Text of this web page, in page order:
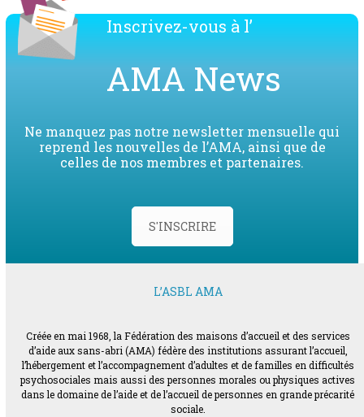
Inscrivez-vous à l’
AMA News
Ne manquez pas notre newsletter mensuelle qui
reprend les nouvelles de l’AMA, ainsi que de
celles de nos membres et partenaires.
S'INSCRIRE
L’ASBL AMA
Créée en mai 1968, la Fédération des maisons d’accueil et des services
d’aide aux sans-abri (AMA) fédère des institutions assurant l’accueil,
l’hébergement et l’accompagnement d’adultes et de familles en difficultés
psychosociales mais aussi des personnes morales ou physiques actives
dans le domaine de l’aide et de l’accueil de personnes en grande précarité
sociale.